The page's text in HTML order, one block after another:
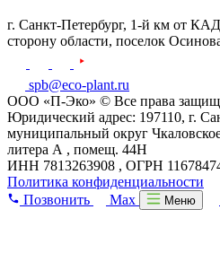
г. Санкт-Петербург, 1-й км от
сторону области, поселок
spb@eco-plant.ru
ООО «П-Эко» © Все права
Юридический адрес: 197110, г.
муниципальный округ
литера А , помещ. 44Н
ИНН 7813263908 , ОГРН
Политика конфиденциальности
Позвонить
Max Меню